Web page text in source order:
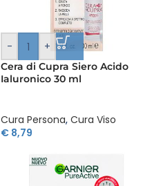
- +
Cera di Cupra Siero Acido
Ialuronico 30 ml
Cura Persona, Cura Viso
€ 8,79